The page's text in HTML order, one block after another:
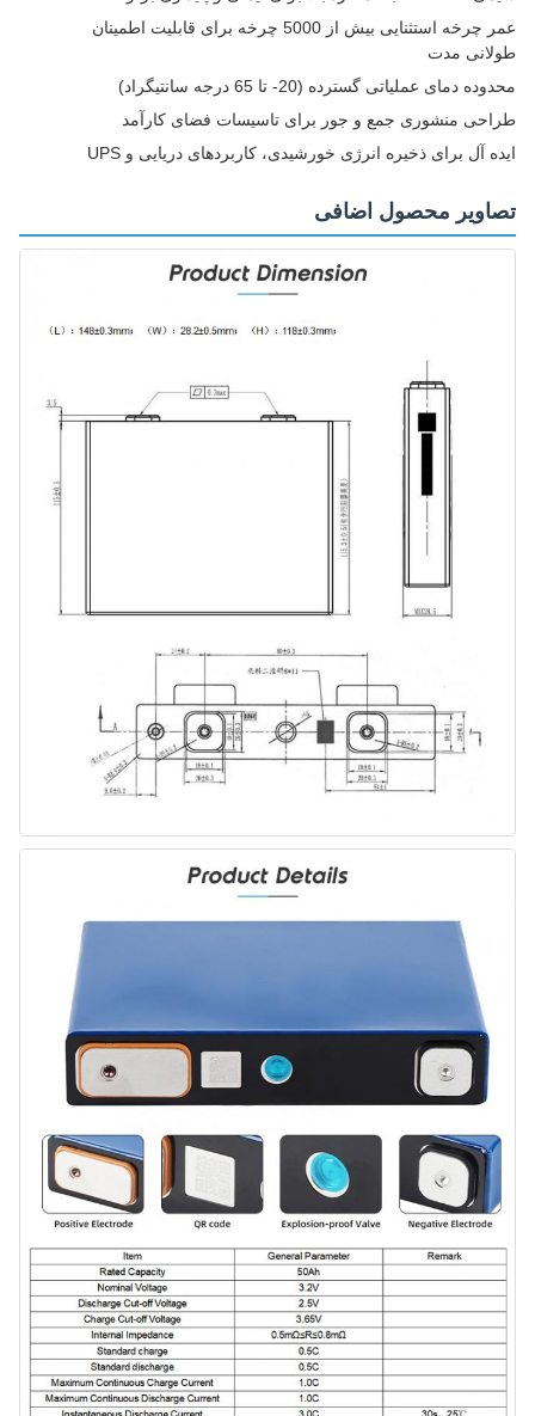
عمر چرخه استثنایی بیش از 5000 چرخه برای قابلیت اطمینان
طولانی مدت
محدوده دمای عملیاتی گسترده (20- تا 65 درجه سانتیگراد)
طراحی منشوری جمع و جور برای تاسیسات فضای کارآمد
ایده آل برای ذخیره انرژی خورشیدی، کاربردهای دریایی و UPS
تصاویر محصول اضافی